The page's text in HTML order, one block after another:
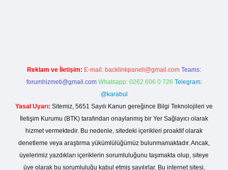
Reklam ve İletişim: E-mail: backlinkpaneli@gmail.com Teams:
forumhizmeti@gmail.com Whatsapp: 0262 606 0 726 Telegram:
@karabul
Yasal Uyarı: Sitemiz, 5651 Sayılı Kanun gereğince Bilgi Teknolojileri ve
İletişim Kurumu (BTK) tarafından onaylanmış bir Yer Sağlayıcı olarak
hizmet vermektedir. Bu nedenle, sitedeki içerikleri proaktif olarak
denetleme veya araştırma yükümlülüğümüz bulunmamaktadır. Ancak,
üyelerimiz yazdıkları içeriklerin sorumluluğunu taşımakta olup, siteye
üye olarak bu sorumluluğu kabul etmiş sayılırlar. Bu internet sitesi,